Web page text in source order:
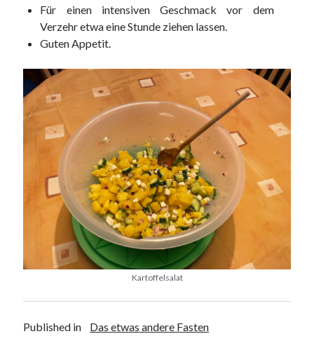
Für einen intensiven Geschmack vor dem
Verzehr etwa eine Stunde ziehen lassen.
Guten Appetit.
Kartoffelsalat
Published in Das etwas andere Fasten